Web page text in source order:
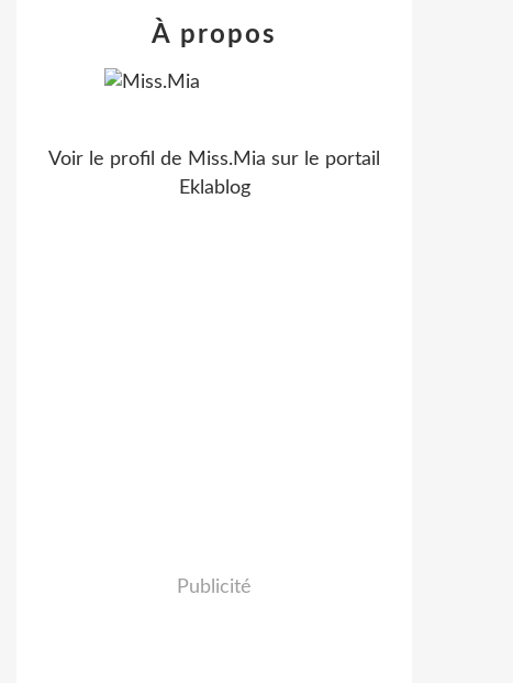
À propos
Voir le profil de Miss.Mia sur le portail
Eklablog
Publicité